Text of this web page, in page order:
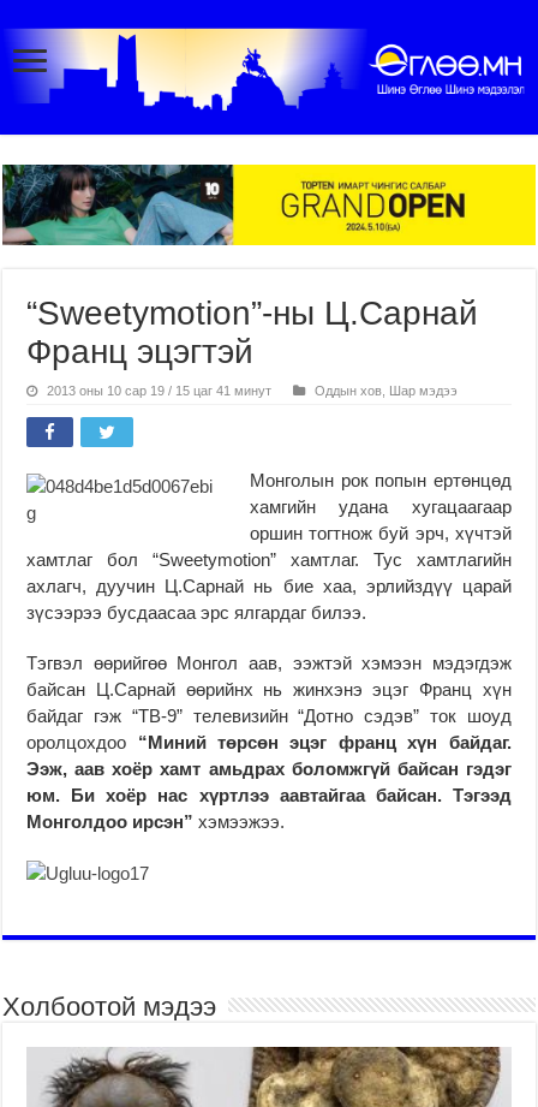
“Sweetymotion”-ны Ц.Сарнай
Франц эцэгтэй
2013 оны 10 сар 19 / 15 цаг 41 минут Оддын хов Шар мэдээ
Монголын рок попын ертөнцөд
хамгийн удана хугацаагаар
оршин тогтнож буй эрч, хүчтэй
хамтлаг бол “Sweetymotion” хамтлаг. Тус хамтлагийн
ахлагч, дуучин Ц.Сарнай нь бие хаа, эрлийздүү царай
зүсээрээ бусдаасаа эрс ялгардаг билээ.
Тэгвэл өөрийгөө Монгол аав, ээжтэй хэмээн мэдэгдэж
байсан Ц.Сарнай өөрийнх нь жинхэнэ эцэг Франц хүн
байдаг гэж “ТВ-9” телевизийн “Дотно сэдэв” ток шоуд
оролцохдоо “Миний төрсөн эцэг франц хүн байдаг.
Ээж, аав хоёр хамт амьдрах боломжгүй байсан гэдэг
юм. Би хоёр нас хүртлээ аавтайгаа байсан. Тэгээд
Монголдоо ирсэн” хэмээжээ.
Холбоотой мэдээ